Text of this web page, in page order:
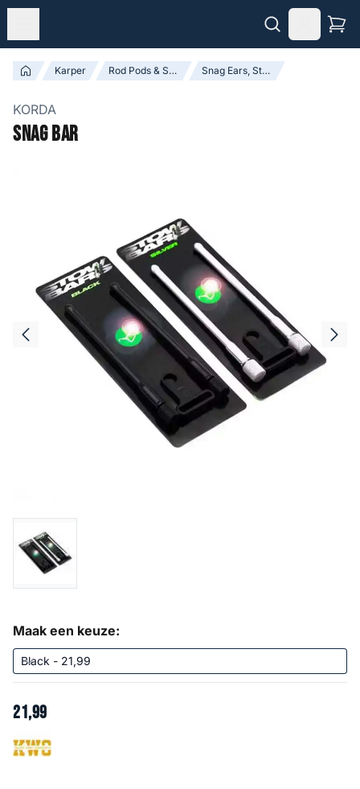
Karper Rod Pods & Steunen Snag Ears, Steunen & Accessoires
KORDA
Snag Bar
Maak een keuze:
21,99